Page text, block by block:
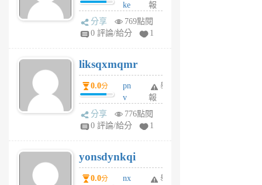
前
ke
rv
pj
6
個
月
前
報
分享
769點閱
0 評論/給分
1
liksqxmqmr
0.0分
pn
v
wt
sv
6
個
月
舉
報
分享
776點閱
0 評論/給分
1
yonsdynkqi
0.0分
nx
舉